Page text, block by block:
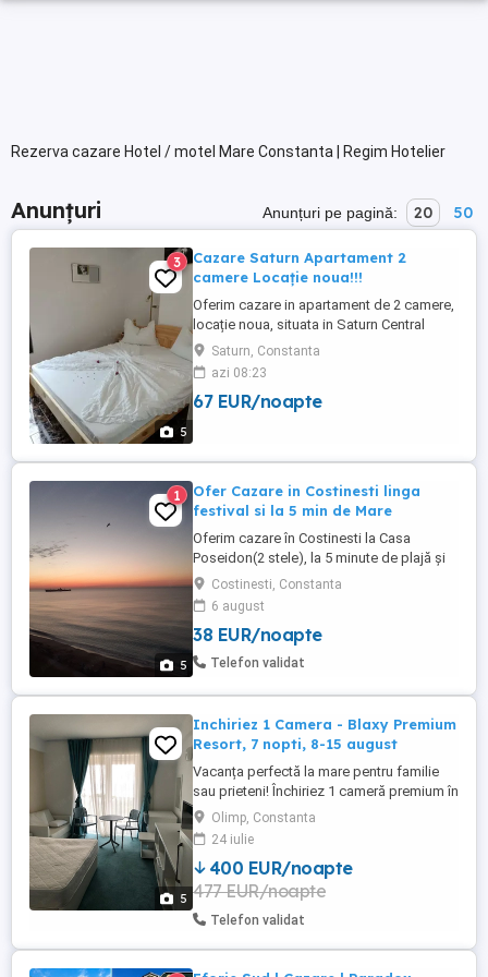
Rezerva cazare Hotel / motel Mare Constanta | Regim Hotelier
Anunțuri Anunțuri pe pagină: 20 50
5
3
Cazare Saturn Apartament 2
camere Locație noua!!!
Oferim cazare in apartament de 2 camere,
locație noua, situata in Saturn Central
Residence, langa malul marii, toate
utilitățile. Prețul variază în funcție de
numărul de persoane și perioada
Saturn, Constanta
azi 08:23
67 EUR/noapte
5
1
Ofer Cazare in Costinesti linga
festival si la 5 min de Mare
Oferim cazare în Costinesti la Casa
Poseidon(2 stele), la 5 minute de plajă și
de Nibiru!! Camere cu balcon și baie
proprie,dotate cu TV, AC, internet. Parcare
cu plată 25lei pe zi masina. Tarife: 15-31
iulie Cam dubla - 250lei noapte Cam tripla -
330lei noapte Cam 4 loc - 400lei noapte 1-
Costinesti, Constanta
6 august
38 EUR/noapte
Telefon validat
5
Inchiriez 1 Camera - Blaxy Premium
Resort, 7 nopti, 8-15 august
Vacanța perfectă la mare pentru familie
sau prieteni! Închiriez 1 cameră premium în
Blaxy Premium Resort Olimp, disponibilă 7
nopți, în perioada 8 15 august
(Săptămâna 33), etaj 5, corp F, cu vedere
superbă către Lacul Racilor și poziționare
liniștită, departe de aglomerația liftului.
Capacitate ...
Olimp, Constanta
24 iulie
400 EUR/noapte
477 EUR/noapte
Telefon validat